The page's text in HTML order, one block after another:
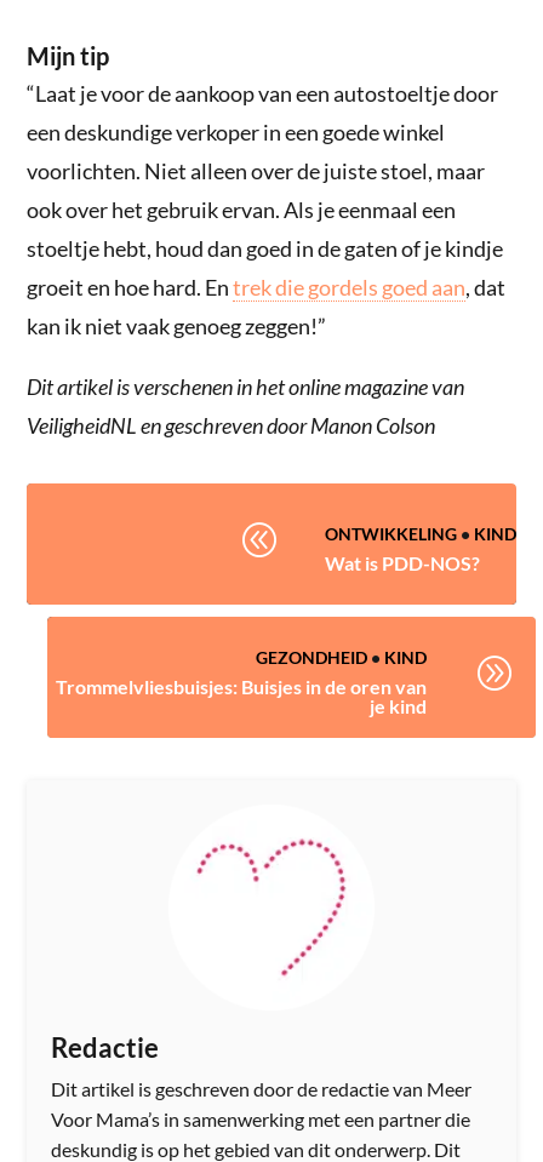
Mijn tip
“Laat je voor de aankoop van een autostoeltje door
een deskundige verkoper in een goede winkel
voorlichten. Niet alleen over de juiste stoel, maar
ook over het gebruik ervan. Als je eenmaal een
stoeltje hebt, houd dan goed in de gaten of je kindje
groeit en hoe hard. Entrek die gordels goed aan, dat
kan ik niet vaak genoeg zeggen!”
Dit artikel is verschenen in het online magazine van
VeiligheidNL en geschreven door Manon Colson
@ ONTWIKKELING• KIND
Wat is PDD-NOS?
GEZONDHEID• KIND
Trommelvliesbuisjes: Buisjes in de oren van
je kind
A
Redactie
Dit artikel is geschreven door de redactie van Meer
Voor Mama’s in samenwerking met een partner die
deskundig is op het gebied van dit onderwerp. Dit